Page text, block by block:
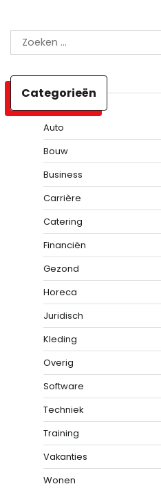
Zoeken
naar:
Categorieën
Auto
Bouw
Business
Carrière
Catering
Financiën
Gezond
Horeca
Juridisch
Kleding
Overig
Software
Techniek
Training
Vakanties
Wonen